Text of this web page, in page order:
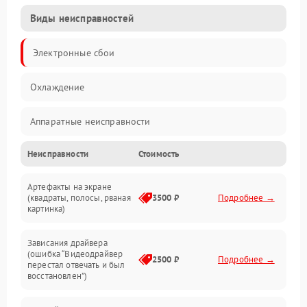
Виды неисправностей
Электронные сбои
Охлаждение
Аппаратные неисправности
Перегрев и термопроблемы
Видео
Интерфейсные и коммуникационные проблемы
Неисправности Стоимость
Артефакты на экране
(квадраты, полосы, рваная
картинка)
3500 ₽ Подробнее →
Зависания драйвера
(ошибка “Видеодрайвер
перестал отвечать и был
восстановлен”)
2500 ₽ Подробнее →